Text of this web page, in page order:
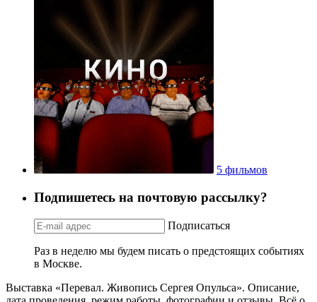
5 фильмов
Подпишетесь на почтовую рассылку?
Подписаться
Раз в неделю мы будем писать о предстоящих событиях
в Москве.
Выставка «Перевал. Живопись Сергея Опульса». Описание,